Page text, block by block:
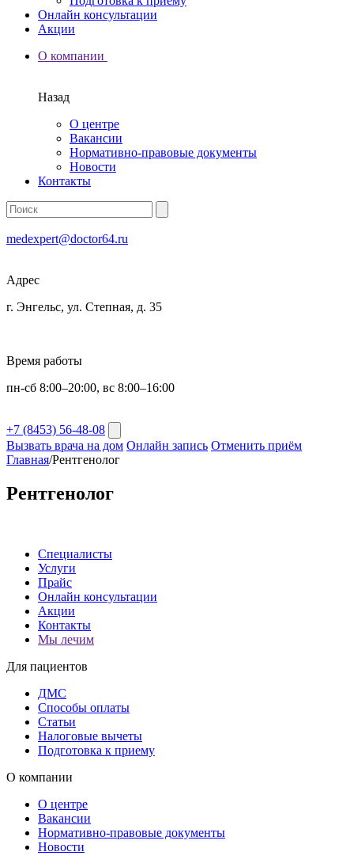
Онлайн консультации
Акции
О компании
Назад
О центре
Вакансии
Нормативно-правовые документы
Новости
Контакты
medexpert@doctor64.ru
Адрес
г. Энгельс, ул. Степная, д. 35
Время работы
пн-сб 8:00–20:00, вс 8:00–16:00
+7 (8453) 56-48-08
Вызвать врача на дом Онлайн запись Отменить приём
Главная/Рентгенолог
Рентгенолог
Специалисты
Услуги
Прайс
Онлайн консультации
Акции
Контакты
Мы лечим
Для пациентов
ДМС
Способы оплаты
Статьи
Налоговые вычеты
Подготовка к приему
О компании
О центре
Вакансии
Нормативно-правовые документы
Новости